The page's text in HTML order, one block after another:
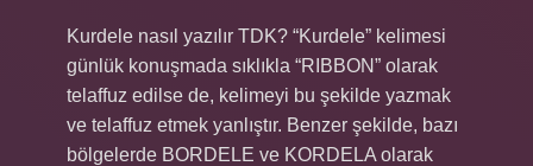
Kurdele nasıl yazılır TDK? “Kurdele” kelimesi
günlük konuşmada sıklıkla “RIBBON” olarak
telaffuz edilse de, kelimeyi bu şekilde yazmak
ve telaffuz etmek yanlıştır. Benzer şekilde, bazı
bölgelerde BORDELE ve KORDELA olarak